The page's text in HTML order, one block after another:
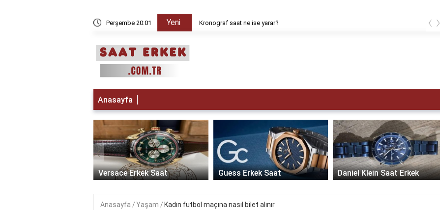
Perşembe 20:01 Yeni Kronograf saat ne ise yarar? ‹ ›
Anasayfa
Versace Erkek Saat Guess Erkek Saat Daniel Klein Saat Erkek
‹
Anasayfa Yaşam Kadın futbol maçına nasıl bilet alınır